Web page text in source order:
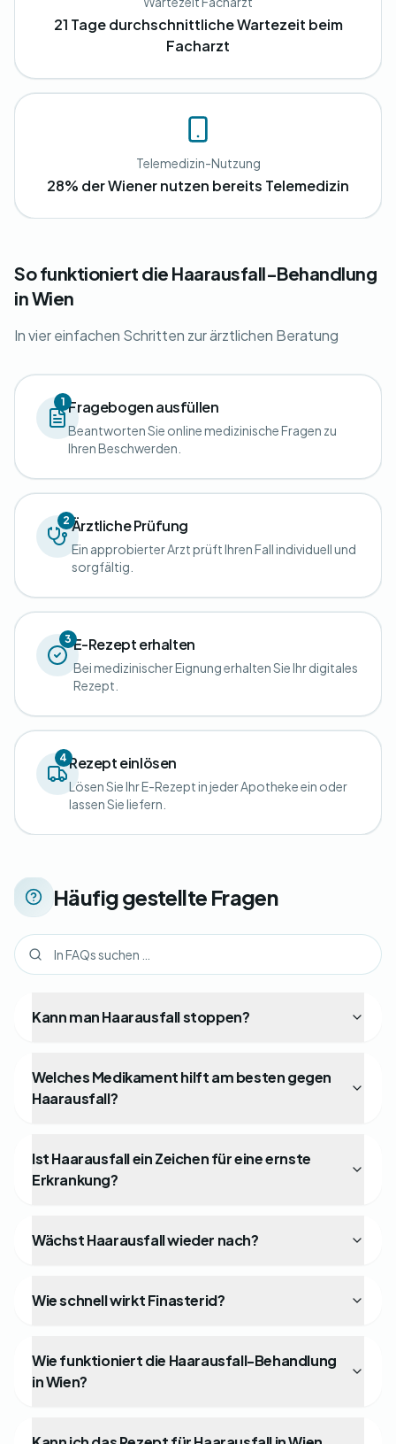
21 Tage durchschnittliche Wartezeit beim
Facharzt
Telemedizin-Nutzung
28% der Wiener nutzen bereits Telemedizin
So funktioniert die Haarausfall-Behandlung
in Wien
In vier einfachen Schritten zur ärztlichen Beratung
1 Fragebogen ausfüllen
Beantworten Sie online medizinische Fragen zu
Ihren Beschwerden.
2Ärztliche Prüfung
Ein approbierter Arzt prüft Ihren Fall individuell und
sorgfältig.
3E-Rezept erhalten
Bei medizinischer Eignung erhalten Sie Ihr digitales
Rezept.
4Rezept einlösen
Lösen Sie Ihr E-Rezept in jeder Apotheke ein oder
lassen Sie liefern.
Häufig gestellte Fragen
Kann man Haarausfall stoppen?
Welches Medikament hilft am besten gegen
Haarausfall?
Ist Haarausfall ein Zeichen für eine ernste
Erkrankung?
Wächst Haarausfall wieder nach?
Wie schnell wirkt Finasterid?
Wie funktioniert die Haarausfall-Behandlung
in Wien?